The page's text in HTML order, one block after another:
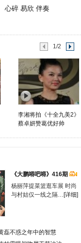
心碎 易欣 伴奏
1/2
李湘将拍《十全九美2》
蔡卓妍赞葛优好帅
《大鹏嘚吧嘚》416期
杨丽萍提菜篮逛车展 时尚
与村姑仅一线之隔… [详细]
磊不惑之年中的智慧